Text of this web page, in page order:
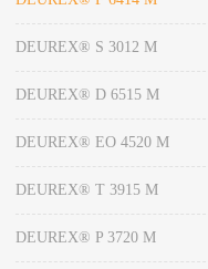
DEUREX® S 3012 M
DEUREX® D 6515 M
DEUREX® EO 4520 M
DEUREX® T 3915 M
DEUREX® P 3720 M